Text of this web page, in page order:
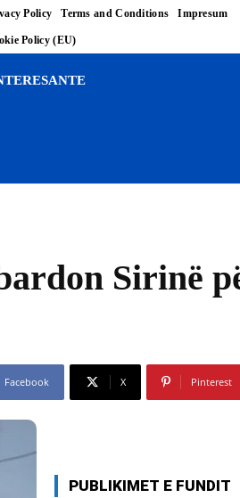
Policy Terms and Conditions Impresum
Policy (EU)
Sirinë
Facebook X Pinterest
PUBLIKIMET E FUNDIT